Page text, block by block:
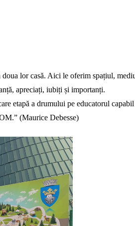
lor casă. Aici le oferim spațiul,
apreciați, iubiți și importanți.
etapă a drumului pe educatorul
(Maurice Debesse)